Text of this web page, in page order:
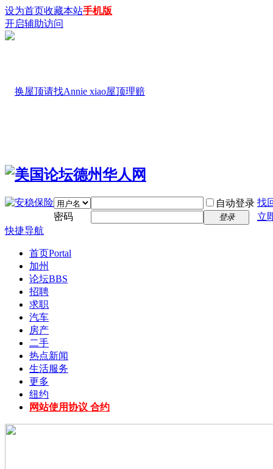
设为首页收藏本站手机版
开启辅助访问
自动登录 找
密码
登录
立
快捷导航
首页Portal
加州
论坛BBS
招聘
求职
汽车
房产
二手
热点新闻
生活服务
更多
纽约
网站使用协议 合约